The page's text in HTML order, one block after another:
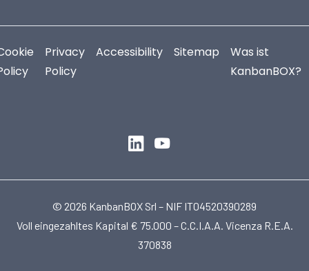
Privacy
Policy
Accessibility Sitemap
Was ist
KanbanBOX?
© 2026 KanbanBOX Srl – NIF IT04520390289
Voll eingezahltes Kapital € 75.000 – C.C.I.A.A. Vicenza R.E.A.
370838